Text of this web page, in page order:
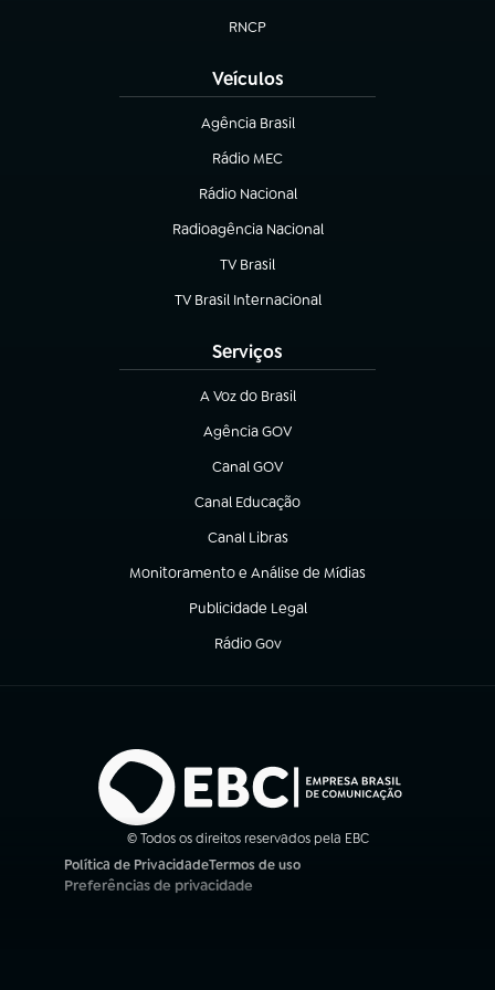
RNCP
(abre em nova aba)
Veículos
Agência Brasil
(abre em nova aba)
Rádio MEC
Rádio Nacional
(abre em nova aba)
Radioagência Nacional
(abre em nova aba)
TV Brasil
(abre em nova aba)
TV Brasil Internacional
(abre em nova aba)
Serviços
A Voz do Brasil
(abre em nova aba)
Agência GOV
(abre em nova aba)
Canal GOV
(abre em nova aba)
Canal Educação
(abre em nova aba)
Canal Libras
(abre em nova aba)
Monitoramento e Análise de Mídias
(abre em nova aba)
Publicidade Legal
(abre em nova aba)
Rádio Gov
(abre em nova aba)
© Todos os direitos reservados pela EBC
Política de Privacidade
(abre em nova aba)
Termos de uso
(abre em nova aba)
Preferências de privacidade